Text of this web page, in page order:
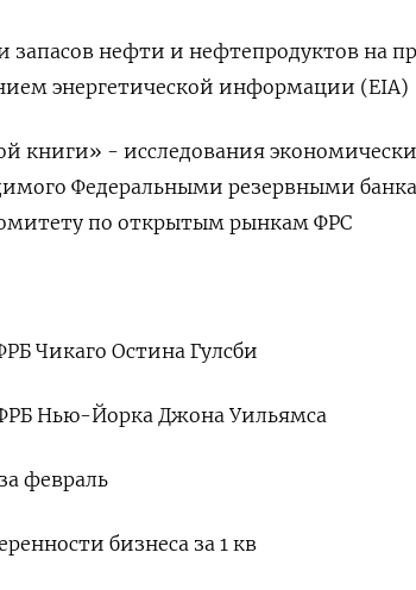
нефти и нефтепродуктов на
энергетической информации (EIA)
книги» - исследования
Федеральными резервными
по открытым рынкам ФРС
Чикаго Остина Гулсби
Нью-Йорка Джона Уильямса
февраль
бизнеса за 1 кв